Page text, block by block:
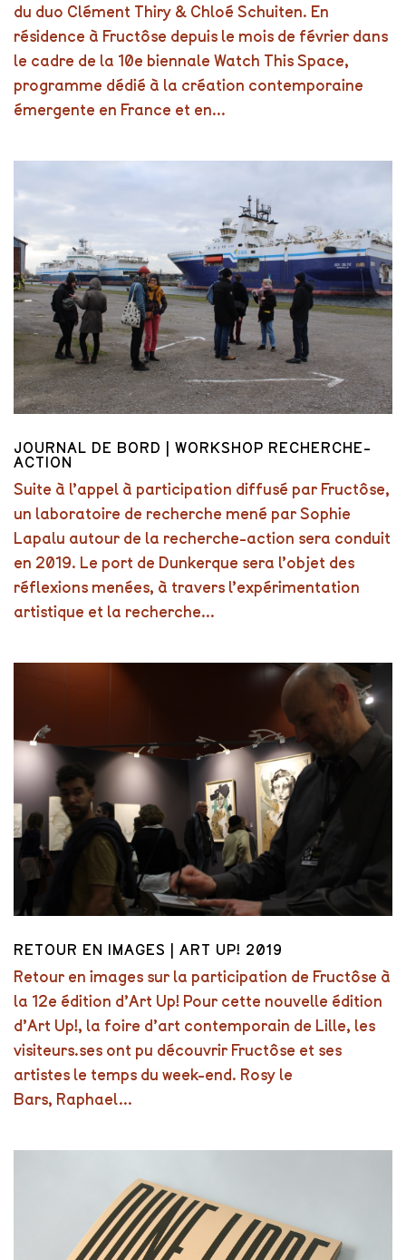
du duo Clément Thiry & Chloé Schuiten. En
résidence à Fructôse depuis le mois de février dans
le cadre de la 10e biennale Watch This Space,
programme dédié à la création contemporaine
émergente en France et en...
JOURNAL DE BORD | WORKSHOP RECHERCHE-
ACTION
Suite à l’appel à participation diffusé par Fructôse,
un laboratoire de recherche mené par Sophie
Lapalu autour de la recherche-action sera conduit
en 2019. Le port de Dunkerque sera l’objet des
réflexions menées, à travers l’expérimentation
artistique et la recherche...
RETOUR EN IMAGES | ART UP! 2019
Retour en images sur la participation de Fructôse à
la 12e édition d’Art Up! Pour cette nouvelle édition
d’Art Up!, la foire d’art contemporain de Lille, les
visiteurs.ses ont pu découvrir Fructôse et ses
artistes le temps du week-end. Rosy le
Bars, Raphael...